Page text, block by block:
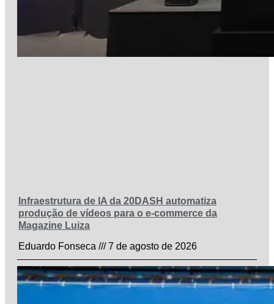
Infraestrutura de IA da 20DASH automatiza
produção de vídeos para o e-commerce da
Magazine Luiza
Eduardo Fonseca
7 de agosto de 2026